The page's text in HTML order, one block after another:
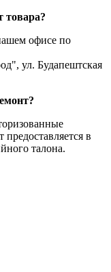
товара?
офисе по
ул. Будапештская
в
талона.